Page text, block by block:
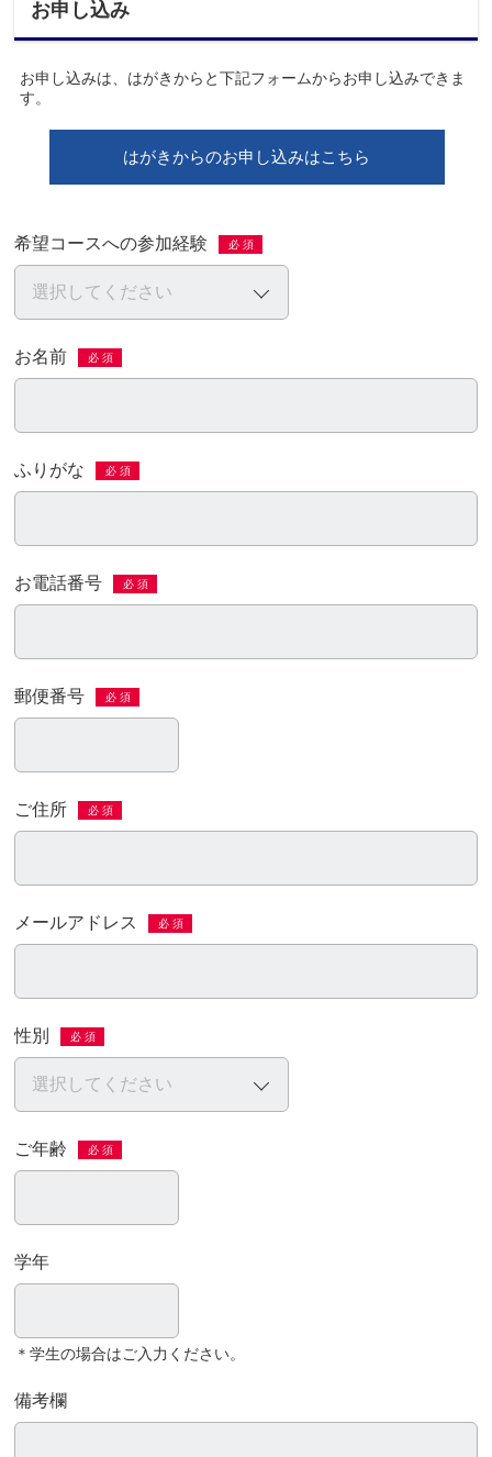
お申し込み
お申し込みは、はがきからと下記フォームからお申し込みできま
す。
はがきからのお申し込みはこちら
希望コースへの参加経験 必 須
お名前 必 須
ふりがな 必 須
お電話番号 必 須
郵便番号 必 須
ご住所 必 須
メールアドレス 必 須
性別 必 須
ご年齢 必 須
学年
＊学生の場合はご入力ください。
備考欄